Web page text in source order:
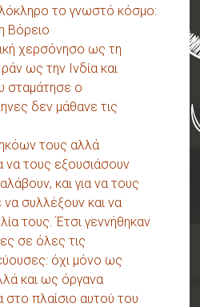
το γνωστό κόσμο:
Βόρειο
χερσόνησο ως τη
ως την Ινδία και
σταμάτησε ο
δεν μάθανε τις
τους αλλά
να τους εξουσιάσουν
και για να τους
συλλέξουν και να
τους. Έτσι γεννήθηκαν
σε όλες τις
όχι μόνο ως
και ως όργανα
στο πλαίσιο αυτού του